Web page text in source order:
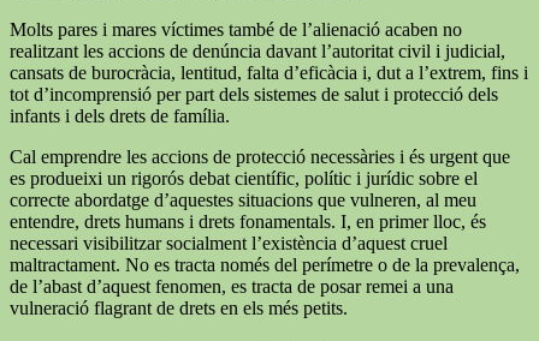
Molts pares i mares víctimes també de l’alienació acaben no
realitzant les accions de denúncia davant l’autoritat civil i judicial,
cansats de burocràcia, lentitud, falta d’eficàcia i, dut a l’extrem, fins i
tot d’incomprensió per part dels sistemes de salut i protecció dels
infants i dels drets de família.
Cal emprendre les accions de protecció necessàries i és urgent que
es produeixi un rigorós debat científic, polític i jurídic sobre el
correcte abordatge d’aquestes situacions que vulneren, al meu
entendre, drets humans i drets fonamentals. I, en primer lloc, és
necessari visibilitzar socialment l’existència d’aquest cruel
maltractament. No es tracta només del perímetre o de la prevalença,
de l’abast d’aquest fenomen, es tracta de posar remei a una
vulneració flagrant de drets en els més petits.